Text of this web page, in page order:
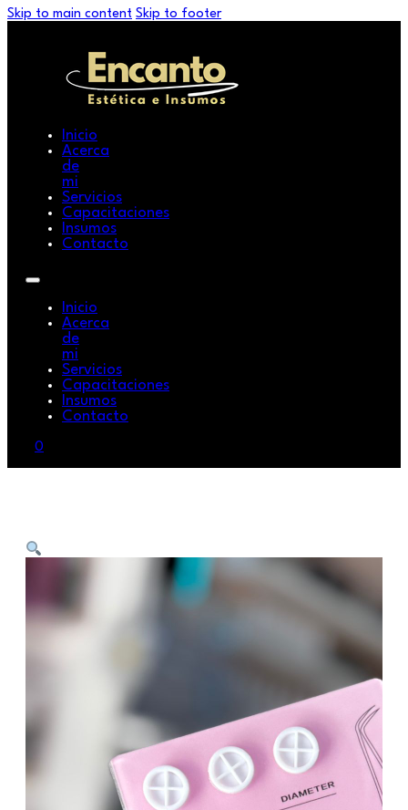
Skip to main content Skip to footer
Inicio
Acerca
de
mi
Servicios
Capacitaciones
Insumos
Contacto
Inicio
Acerca
de
mi
Servicios
Capacitaciones
Insumos
Contacto
0